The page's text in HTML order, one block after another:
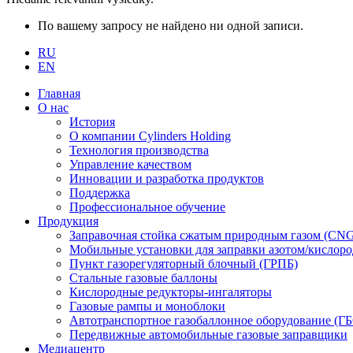
По вашему запросу не найдено ни одной записи.
RU
EN
Главная
О нас
История
О компании Cylinders Holding
Технология производства
Управление качеством
Инновации и разработка продуктов
Поддержка
Профессиональное обучение
Продукция
Заправочная стойка сжатым природным газом
Мобильные установки для заправки азотом/
Пункт газорегуляторный блочный (ГРПБ)
Стальные газовые баллоны
Кислородные редукторы-ингаляторы
Газовые рампы и моноблоки
Автотранспортное газобаллонное оборудование
Передвижные автомобильные газовые заправщики
Медиацентр